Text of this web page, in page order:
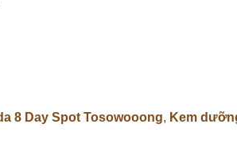
8 Day Spot Tosowooong, Kem